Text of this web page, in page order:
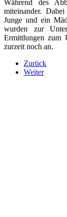
Während des
miteinander.
Junge und ein
wurden zur
Ermittlungen zum
zurzeit noch an.
Zurück
Weiter